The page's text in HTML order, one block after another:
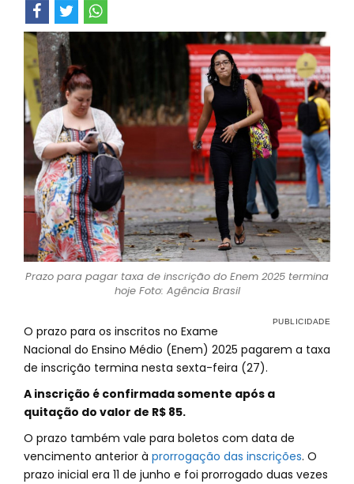
Prazo para pagar taxa de inscrição do Enem 2025 termina
hoje Foto: Agência Brasil
O prazo para os inscritos no Exame
Nacional do Ensino Médio (Enem) 2025 pagarem a taxa
de inscrição termina nesta sexta-feira (27).
A inscrição é confirmada somente após a
quitação do valor de R$ 85.
O prazo também vale para boletos com data de
vencimento anterior à prorrogação das inscrições. O
prazo inicial era 11 de junho e foi prorrogado duas vezes